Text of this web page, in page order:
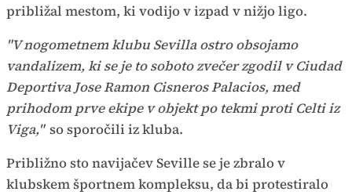
približal mestom, ki vodijo v izpad v nižjo ligo.
"V nogometnem klubu Sevilla ostro obsojamo
vandalizem, ki se je to soboto zvečer zgodil v Ciudad
Deportiva Jose Ramon Cisneros Palacios, med
prihodom prve ekipe v objekt po tekmi proti Celti iz
Viga," so sporočili iz kluba.
Približno sto navijačev Seville se je zbralo v
klubskem športnem kompleksu, da bi protestiralo